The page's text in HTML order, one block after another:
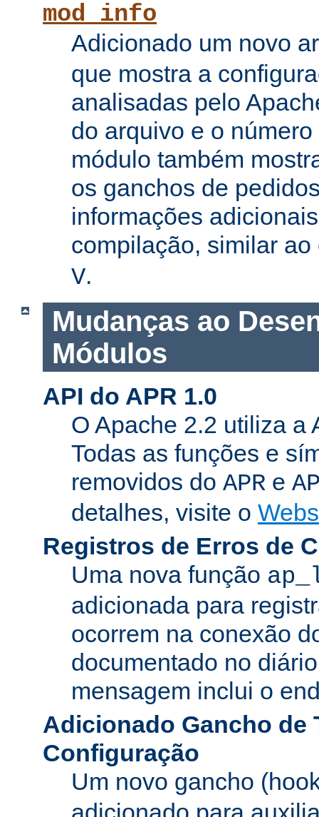
mod_info
Adicionado um novo
que mostra a
analisadas pelo
do arquivo e o
módulo também
os ganchos de
informações
compilação, similar
V.
Mudanças ao
Módulos
API do APR 1.0
O Apache 2.2 utiliza a
Todas as funções e
removidos do APR e
detalhes, visite o
Registros de Erros de
Uma nova função
adicionada para
ocorrem na conexão
documentado no
mensagem inclui o
Adicionado Gancho de
Configuração
Um novo gancho